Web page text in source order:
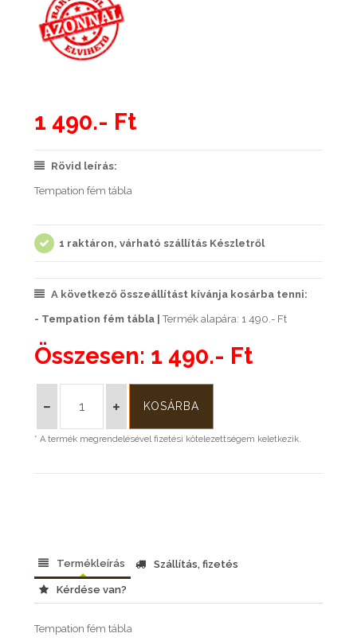
1 490.- Ft
Rövid leírás:
Tempation fém tábla
1 raktáron, várható szállítás Készletről
A következő összeállítást kívánja kosárba tenni:
- Tempation fém tábla |Termék alapára: 1 490.- Ft
Összesen: 1 490.- Ft
* A termék megrendelésével fizetési kötelezettségem keletkezik.
Termékleírás Szállítás, fizetés
Kérdése van?
Tempation fém tábla